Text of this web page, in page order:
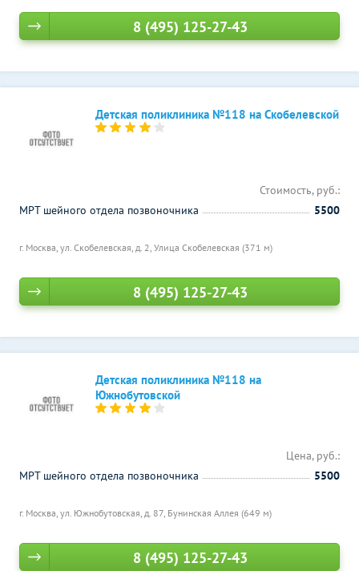
8 (495) 125-27-43
Детская поликлиника №118 на Скобелевской
г. Москва, ул. Скобелевская, д. 2, Улица Скобелевская (371 м)
Стоимость, руб.:
МРТ шейного отдела позвоночника
5500
8 (495) 125-27-43
Детская поликлиника №118 на
Южнобутовской
г. Москва, ул. Южнобутовская, д. 87, Бунинская Аллея (649 м)
Цена, руб.:
МРТ шейного отдела позвоночника
5500
8 (495) 125-27-43